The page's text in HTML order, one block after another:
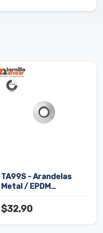
TA99S - Arandelas
Metal / EPDM
$32,90